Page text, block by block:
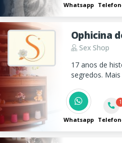
Whatsapp
Ophicina
Sex Shop
17 anos de
segredos.
curadoria
sentir especial.
Calcinhas,
Whatsapp
1